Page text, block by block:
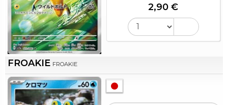
2,90 €
FROAKIE FROAKIE